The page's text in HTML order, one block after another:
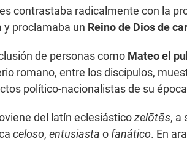
contrastaba radicalmente con la
y proclamaba un Reino de Dios de
de personas como Mateo el
romano, entre los discípulos,
político-nacionalistas de su
del latín eclesiásticozelōtēs, a
celoso, entusiasta o fanático. En